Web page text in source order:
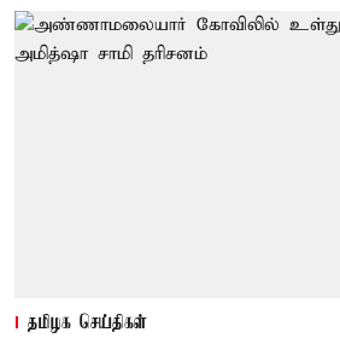
தமிழக செய்திகள்